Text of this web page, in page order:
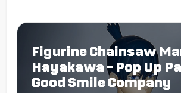
Figurine Chainsaw
Hayakawa - Pop Up
Good Smile Company